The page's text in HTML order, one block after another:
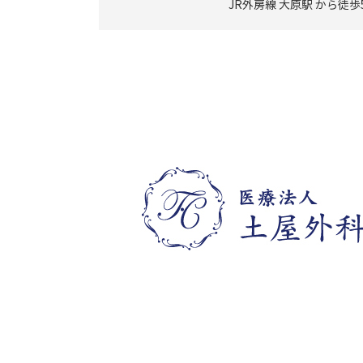
JR外房線 大原駅 から徒